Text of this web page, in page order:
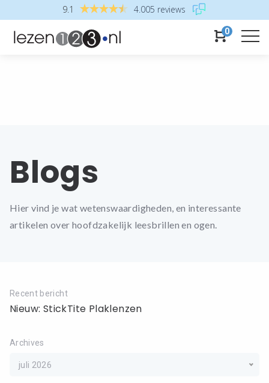
9.1 4.005 reviews
0
Blogs
Hier vind je wat wetenswaardigheden, en interessante
artikelen over hoofdzakelijk leesbrillen en ogen.
Recent bericht
Nieuw: StickTite Plaklenzen
Archives
juli 2026